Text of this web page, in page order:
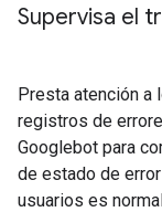
Supervisa el
Presta atención a
registros de
Googlebot para
de estado de
usuarios es